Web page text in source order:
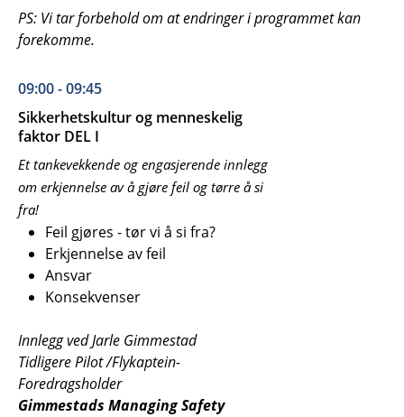
PS: Vi tar forbehold om at endringer i programmet kan
forekomme.
09:00 - 09:45
Sikkerhetskultur og menneskelig
faktor DEL I
Et tankevekkende og engasjerende innlegg
om erkjennelse av å gjøre feil og tørre å si
fra!
Feil gjøres - tør vi å si fra?
Erkjennelse av feil
Ansvar
Konsekvenser
Innlegg ved Jarle Gimmestad
Tidligere Pilot /Flykaptein-
Foredragsholder
Gimmestads Managing Safety